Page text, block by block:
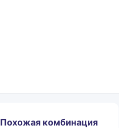
Похожая комбинация